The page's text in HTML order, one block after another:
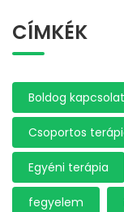
CÍMKÉK
Boldog
Csoportos
Egyéni terápia
fegyelem